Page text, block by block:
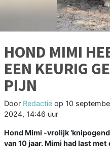
HOND MIMI
EEN KEURIG
PIJN
Door Redactie op 10
2024, 14:46 uur
Hond Mimi -vrolijk
van 10 jaar. Mimi had last